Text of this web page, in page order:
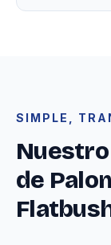
SIMPLE,
de